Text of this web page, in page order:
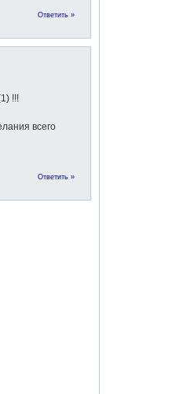
Ответить »
!!!
всего
Ответить »